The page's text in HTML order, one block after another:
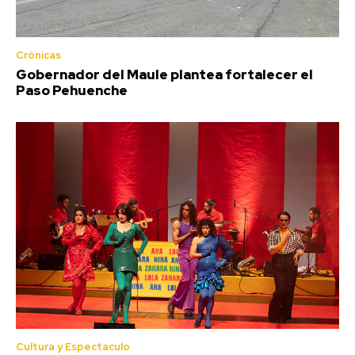
Crónicas
Gobernador del Maule plantea fortalecer el
Paso Pehuenche
Cultura y Espectaculo